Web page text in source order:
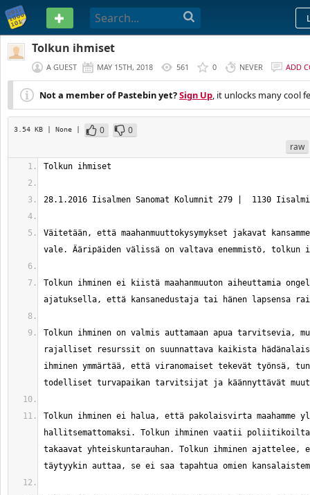
PASTEBIN
Tolkun ihmiset
A GUEST MAY 15TH, 2018 561 0 NEVER ADD
Not a member of Pastebin yet?Sign Up, it unlocks many cool
3.54 KB | None | 0
0
raw
Väitetään, että maahanmuuttokysymykset jakavat
Tolkun ihminen ei kiistä maahanmuuton aiheuttamia
Tolkun ihminen on valmis auttamaan apua tarvitsevia,
rajalliset resurssit on suunnattava kaikista
ihminen ymmärtää, että viranomaiset tekevät työnsä,
Tolkun ihminen ei halua, että pakolaisvirta maahamme
hallitsemattomaksi. Tolkun ihminen vaatii
takaavat yhteiskuntarauhan. Tolkun ihminen ajattelee,